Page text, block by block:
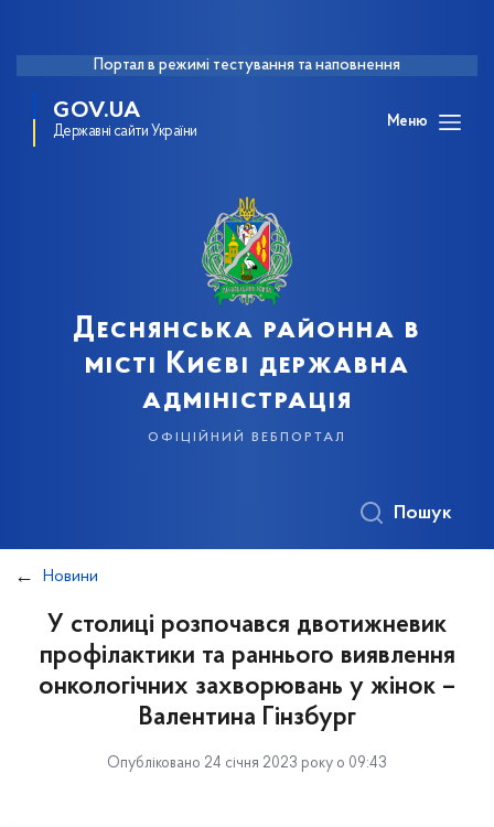
Портал в режимі тестування та наповнення
GOV.UA
Державні сайти України
Меню
Деснянська районна в
місті Києві державна
адміністрація
офіційний вебпортал
Пошук
Новини
У столиці розпочався двотижневик
профілактики та раннього виявлення
онкологічних захворювань у жінок –
Валентина Гінзбург
Опубліковано 24 січня 2023 року о 09:43